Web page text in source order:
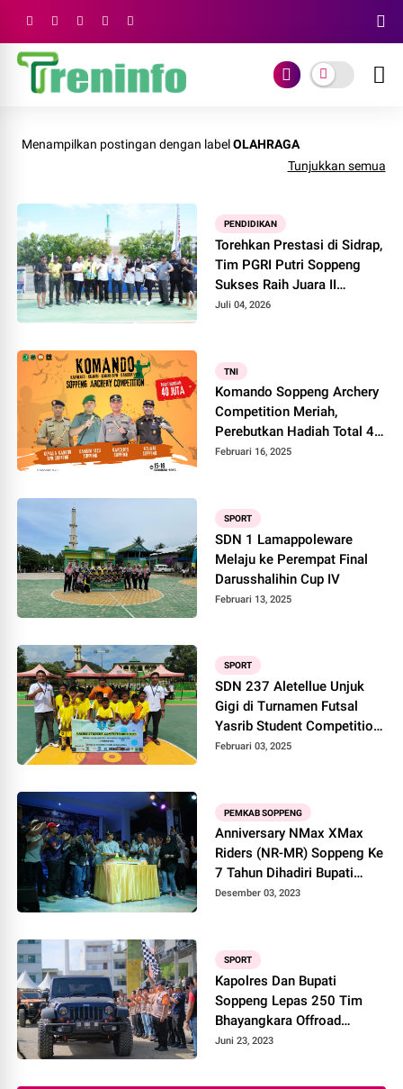
Menampilkan postingan dengan labelOLAHRAGA
Tunjukkan semua
PENDIDIKAN
Torehkan Prestasi di Sidrap,
Tim PGRI Putri Soppeng
Sukses Raih Juara II
Pickleball
Juli 04, 2026
TNI
Komando Soppeng Archery
Competition Meriah,
Perebutkan Hadiah Total 40
Juta Rupiah
Februari 16, 2025
SPORT
SDN 1 Lamappoleware
Melaju ke Perempat Final
Darusshalihin Cup IV
Februari 13, 2025
SPORT
SDN 237 Aletellue Unjuk
Gigi di Turnamen Futsal
Yasrib Student Competition
II 2025
Februari 03, 2025
PEMKAB SOPPENG
Anniversary NMax XMax
Riders (NR-MR) Soppeng Ke
7 Tahun Dihadiri Bupati
Soppeng
Desember 03, 2023
SPORT
Kapolres Dan Bupati
Soppeng Lepas 250 Tim
Bhayangkara Offroad
Latemmamala 2023
Juni 23, 2023